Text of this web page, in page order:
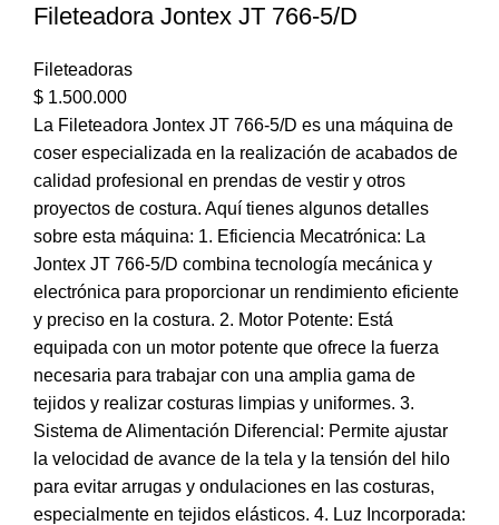
Fileteadora Jontex JT 766-5/D
Fileteadoras
$ 1.500.000
La Fileteadora Jontex JT 766-5/D es una máquina de
coser especializada en la realización de acabados de
calidad profesional en prendas de vestir y otros
proyectos de costura. Aquí tienes algunos detalles
sobre esta máquina: 1. Eficiencia Mecatrónica: La
Jontex JT 766-5/D combina tecnología mecánica y
electrónica para proporcionar un rendimiento eficiente
y preciso en la costura. 2. Motor Potente: Está
equipada con un motor potente que ofrece la fuerza
necesaria para trabajar con una amplia gama de
tejidos y realizar costuras limpias y uniformes. 3.
Sistema de Alimentación Diferencial: Permite ajustar
la velocidad de avance de la tela y la tensión del hilo
para evitar arrugas y ondulaciones en las costuras,
especialmente en tejidos elásticos. 4. Luz Incorporada: